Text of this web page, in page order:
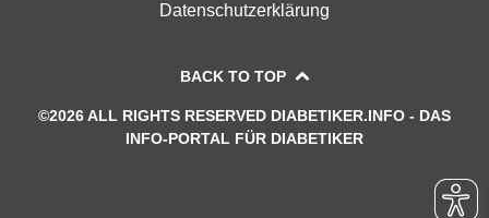
Datenschutzerklärung
BACK TO TOP
©2026 ALL RIGHTS RESERVED DIABETIKER.INFO - DAS
INFO-PORTAL FÜR DIABETIKER